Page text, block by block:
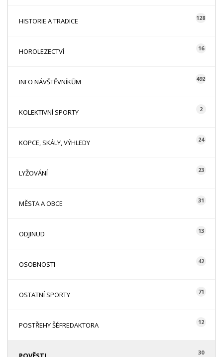
HISTORIE A TRADICE 128
HOROLEZECTVÍ 16
INFO NÁVŠTĚVNÍKŮM 492
KOLEKTIVNÍ SPORTY 2
KOPCE, SKÁLY, VÝHLEDY 24
LYŽOVÁNÍ 23
MĚSTA A OBCE 31
ODJINUD 13
OSOBNOSTI 42
OSTATNÍ SPORTY 71
POSTŘEHY ŠÉFREDAKTORA 12
30